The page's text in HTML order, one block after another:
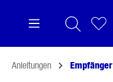
Anleitungen Empfänger